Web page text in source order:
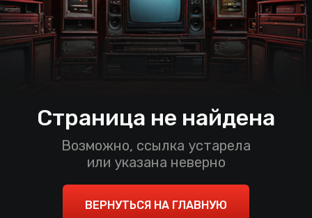
Страница не найдена
Возможно, ссылка устарела
или указана неверно
ВЕРНУТЬСЯ НА ГЛАВНУЮ